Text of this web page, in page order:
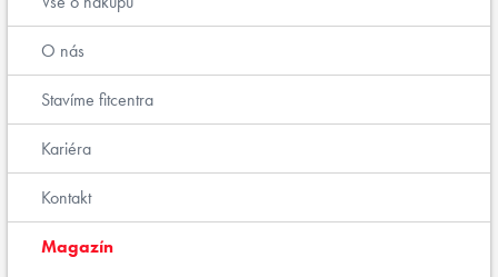
O nás
Stavíme fitcentra
Kariéra
Kontakt
Magazín